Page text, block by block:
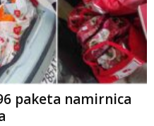
paketa namirnica